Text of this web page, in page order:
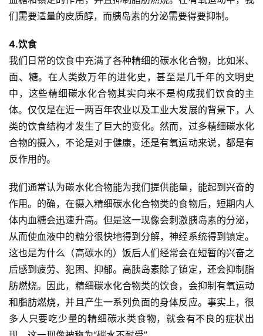
们需要适量的皮质醇，而胰岛素的分泌需要得要抑制。
4.饮食
我们日常的饮食中充满了各种精细的碳水化合物，比如米、
面、糖。在人类数万年的进化史，甚至是几千年的文明史
中，这些精细碳水化合物其实向来不是构成我们饮食的主
体。仅仅是在近一两百年农业以及工业大发展的背景下，人
类的饮食结构才发生了巨大的变化。然而，过多精细碳水化
合物的摄入，不论是对于健康，还是有氧运动来说，都是有
反作用的。
我们通常认为碳水化合物能为我们提供能量，能起到兴奋的
作用。的确，在摄入精细碳水化合物类的食物后，短期内人
体内血糖会迅速升高。但是这一现像会刺激胰岛素的分泌，
从而使血液中的糖分很快地得到分解，神经系统得到镇定。
这也是为什么（高碳水的）饭后人们经常会在短暂的兴奋之
后感到疲劳、犯困、抑郁。高胰岛素除了镇定，还会抑制脂
肪燃烧。因此，精细碳水化合物类的饮食，会抑制有氧运动
和脂肪燃烧，并且产生一系列负面的身体反应。事实上，很
多人只要吃少量的精细碳水类食物，就会有不良的症状出